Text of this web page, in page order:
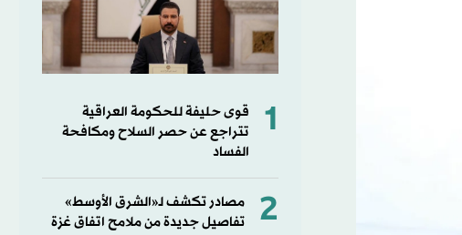
1
قوى حليفة للحكومة العراقية
تتراجع عن حصر السلاح ومكافحة
الفساد
2
مصادر تكشف لـ«الشرق الأوسط»
تفاصيل جديدة من ملامح اتفاق غزة